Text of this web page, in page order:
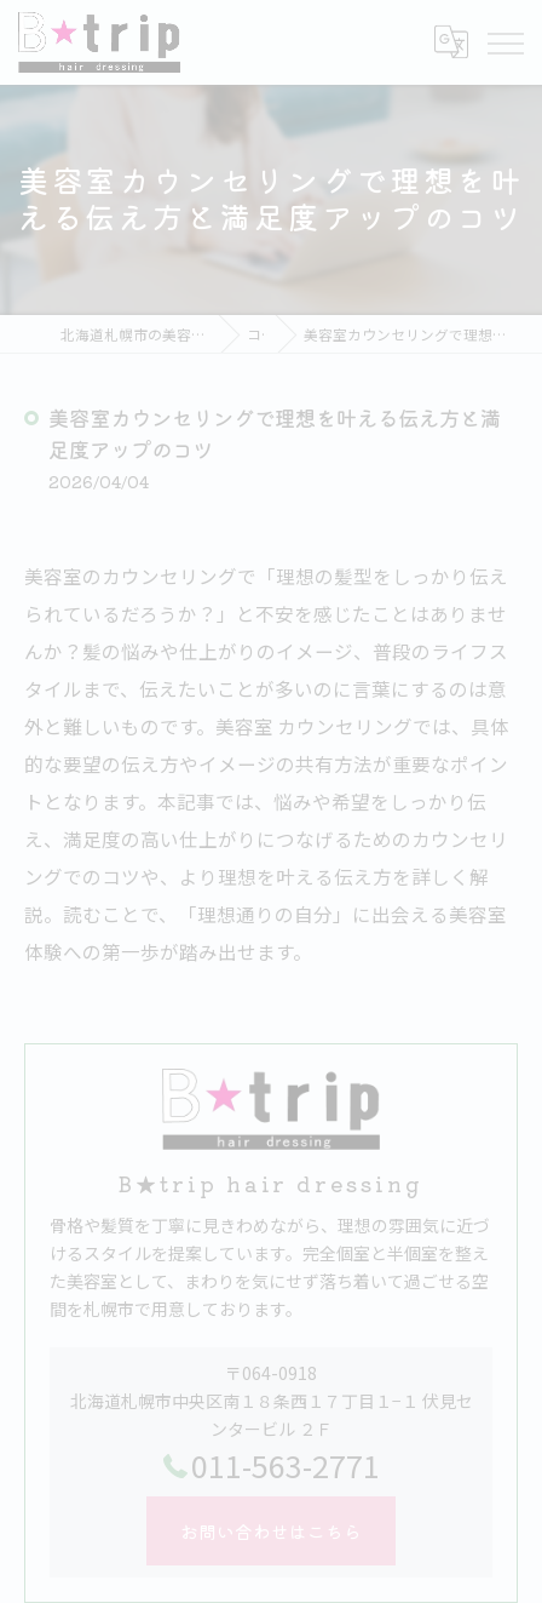
美容室カウンセリングで理想を叶
える伝え方と満足度アップのコツ
北海道札幌市の美容室ならB★trip hair dressing コラム 美容室カウンセリングで理想を叶える伝え方と満足度アップのコツ
美容室カウンセリングで理想を叶える伝え方と満
足度アップのコツ
2026/04/04
美容室のカウンセリングで「理想の髪型をしっかり伝え
られているだろうか？」と不安を感じたことはありませ
んか？髪の悩みや仕上がりのイメージ、普段のライフス
タイルまで、伝えたいことが多いのに言葉にするのは意
外と難しいものです。美容室 カウンセリングでは、具体
的な要望の伝え方やイメージの共有方法が重要なポイン
トとなります。本記事では、悩みや希望をしっかり伝
え、満足度の高い仕上がりにつなげるためのカウンセリ
ングでのコツや、より理想を叶える伝え方を詳しく解
説。読むことで、「理想通りの自分」に出会える美容室
体験への第一歩が踏み出せます。
B★trip hair dressing
骨格や髪質を丁寧に見きわめながら、理想の雰囲気に近づ
けるスタイルを提案しています。完全個室と半個室を整え
た美容室として、まわりを気にせず落ち着いて過ごせる空
間を札幌市で用意しております。
〒064-0918
北海道札幌市中央区南１８条西１７丁目１−１ 伏見セ
ンタービル ２Ｆ
011-563-2771
お問い合わせはこちら